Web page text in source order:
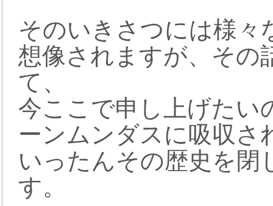
そのいきさつには様々
想像されますが、その
て、
今ここで申し上げたい
ーンムンダスに吸収さ
いったんその歴史を閉
す。